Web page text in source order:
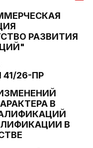
РАЗВИТИЯ
41/26-ПР
В
В